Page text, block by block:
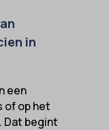
in
een
of op het
Dat begint